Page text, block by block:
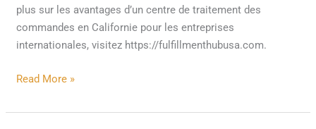
plus sur les avantages d’un centre de traitement des
commandes en Californie pour les entreprises
internationales, visitez https://fulfillmenthubusa.com.
Read More »